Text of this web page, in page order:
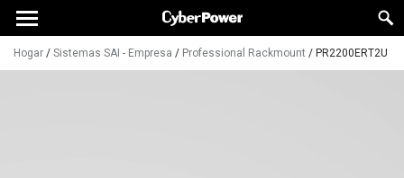
Hogar / Sistemas SAI - Empresa / Professional Rackmount / PR2200ERT2U